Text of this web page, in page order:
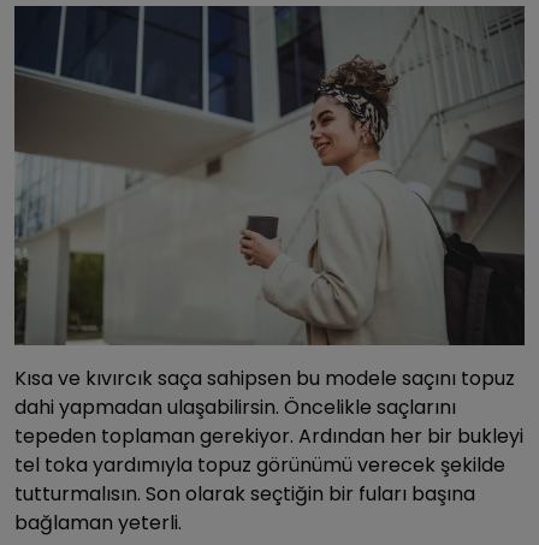
Kısa ve kıvırcık saça sahipsen bu modele saçını topuz
dahi yapmadan ulaşabilirsin. Öncelikle saçlarını
tepeden toplaman gerekiyor. Ardından her bir bukleyi
tel toka yardımıyla topuz görünümü verecek şekilde
tutturmalısın. Son olarak seçtiğin bir fuları başına
bağlaman yeterli.